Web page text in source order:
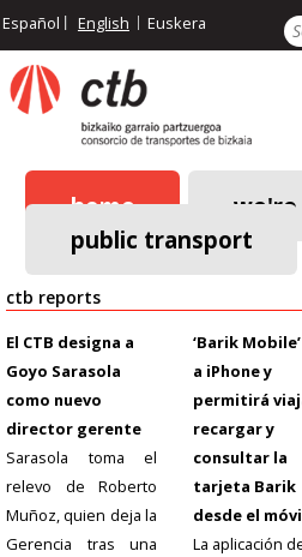
Skip
main
content
Español English Euskera
Main
navigation
home
we're
public transport
ctb reports
El CTB designa a
Goyo Sarasola
como nuevo
director gerente
Sarasola toma el
relevo de Roberto
Muñoz, quien deja la
Gerencia tras una
‘Barik
a iPhone y
permitirá
recargar y
consultar la
tarjeta Barik
desde el
La aplicación